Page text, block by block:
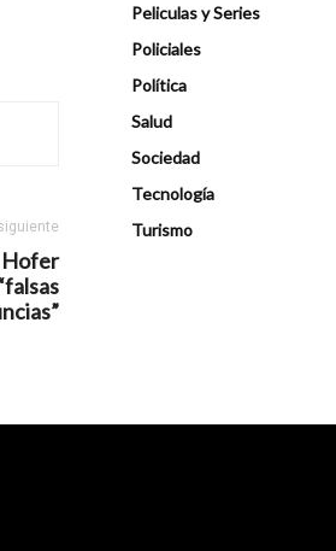
Hofer
Peliculas y Series
Policiales
Política
Salud
Sociedad
Tecnología
Turismo